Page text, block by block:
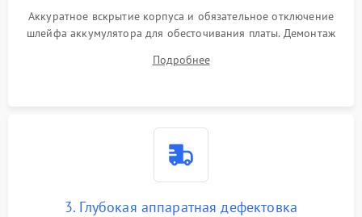
Аккуратное вскрытие корпуса и обязательное отключение
шлейфа аккумулятора для обесточивания платы. Демонтаж
высохшей термопасты с кристаллов чипов.
Подробнее
3. Глубокая аппаратная дефектовка